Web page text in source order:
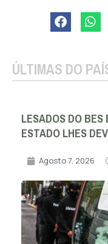
ÚLTIMAS DO
LESADOS DO BES
ESTADO LHES
Agosto 7, 2026